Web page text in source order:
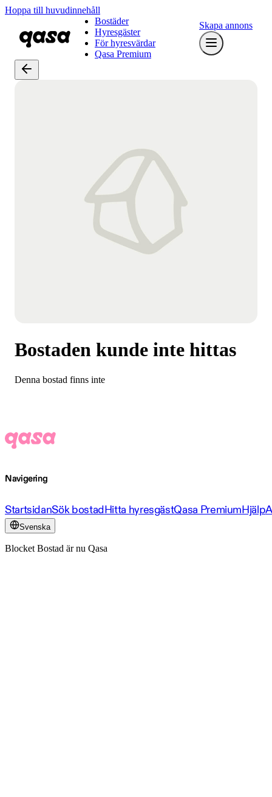
Hoppa till huvudinnehåll
Bostäder
Hyresgäster
För hyresvärdar
Qasa Premium
Skapa annons
Bostaden kunde inte hittas
Denna bostad finns inte
Navigering
StartsidanSök bostadHitta hyresgästQasa PremiumHjälp
Svenska
Blocket Bostad är nu Qasa